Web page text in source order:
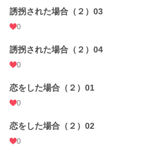
誘拐された場合（２）03
0
誘拐された場合（２）04
0
恋をした場合（２）01
0
恋をした場合（２）02
0